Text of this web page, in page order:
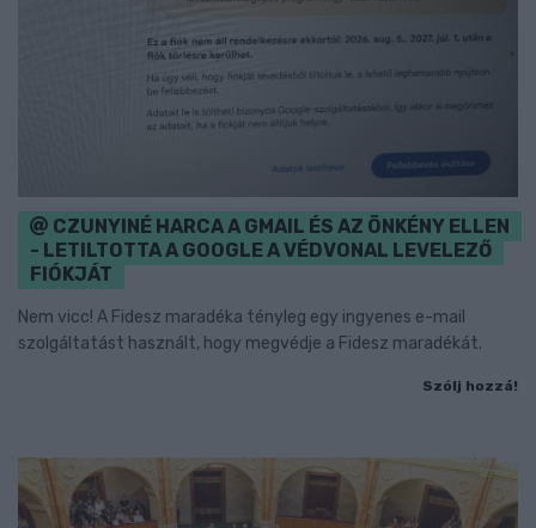
CZUNYINÉ HARCA A GMAIL ÉS AZ ÖNKÉNY ELLEN
- LETILTOTTA A GOOGLE A VÉDVONAL LEVELEZŐ
FIÓKJÁT
Nem vicc! A Fidesz maradéka tényleg egy ingyenes e-mail
szolgáltatást használt, hogy megvédje a Fidesz maradékát.
Szólj hozzá!